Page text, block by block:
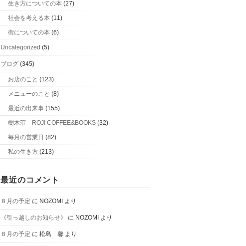
生き方についての本 (27)
社会を考える本 (11)
街についての本 (6)
Uncategorized (5)
ブログ (345)
お店のこと (123)
メニューのこと (8)
最近の出来事 (155)
樹木荘 ROJI COFFEE&BOOKS (32)
毎月の営業日 (82)
私の生き方 (213)
最近のコメント
８月の予定 に NOZOMI より
《引っ越しのお知らせ》 に NOZOMI より
８月の予定 に松島 馨 より